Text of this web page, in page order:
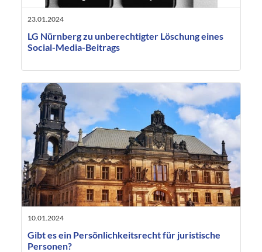
23.01.2024
LG Nürnberg zu unberechtigter Löschung eines
Social-Media-Beitrags
10.01.2024
Gibt es ein Persönlichkeitsrecht für juristische
Personen?